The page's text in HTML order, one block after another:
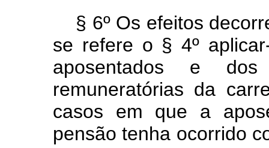
§ 6º Os efeitos
se refere o § 4º
aposentados e
remuneratórias da
casos em que a
pensão tenha ocorrido